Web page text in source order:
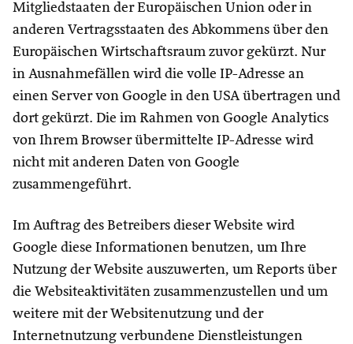
Mitgliedstaaten der Europäischen Union oder in
anderen Vertragsstaaten des Abkommens über den
Europäischen Wirtschaftsraum zuvor gekürzt. Nur
in Ausnahmefällen wird die volle IP-Adresse an
einen Server von Google in den USA übertragen und
dort gekürzt. Die im Rahmen von Google Analytics
von Ihrem Browser übermittelte IP-Adresse wird
nicht mit anderen Daten von Google
zusammengeführt.
Im Auftrag des Betreibers dieser Website wird
Google diese Informationen benutzen, um Ihre
Nutzung der Website auszuwerten, um Reports über
die Websiteaktivitäten zusammenzustellen und um
weitere mit der Websitenutzung und der
Internetnutzung verbundene Dienstleistungen